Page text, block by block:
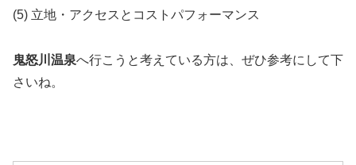
(5) 立地・アクセスとコストパフォーマンス
鬼怒川温泉へ行こうと考えている方は、ぜひ参考にして下
さいね。